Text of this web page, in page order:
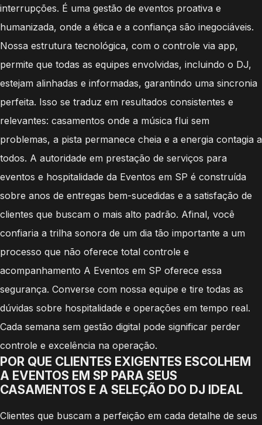
interrupções. É uma gestão de eventos proativa e
humanizada, onde a ética e a confiança são inegociáveis.
Nossa estrutura tecnológica, com o controle via app,
permite que todas as equipes envolvidas, incluindo o DJ,
estejam alinhadas e informadas, garantindo uma sincronia
perfeita. Isso se traduz em resultados consistentes e
relevantes: casamentos onde a música flui sem
problemas, a pista permanece cheia e a energia contagia a
todos. A autoridade em prestação de serviços para
eventos e hospitalidade da Eventos em SP é construída
sobre anos de entregas bem-sucedidas e a satisfação de
clientes que buscam o mais alto padrão. Afinal, você
confiaria a trilha sonora de um dia tão importante a um
processo que não oferece total controle e
acompanhamento A Eventos em SP oferece essa
segurança. Converse com nossa equipe e tire todas as
dúvidas sobre hospitalidade e operações em tempo real.
Cada semana sem gestão digital pode significar perder
controle e excelência na operação.
POR QUE CLIENTES EXIGENTES ESCOLHEM
A EVENTOS EM SP PARA SEUS
CASAMENTOS E A SELEÇÃO DO DJ IDEAL
Clientes que buscam a perfeição em cada detalhe de seus